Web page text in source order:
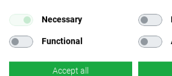
インセンティブなし
541.85
n/d
Necessary
Functional
Accept all